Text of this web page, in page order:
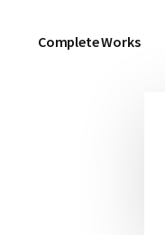
Complete Works